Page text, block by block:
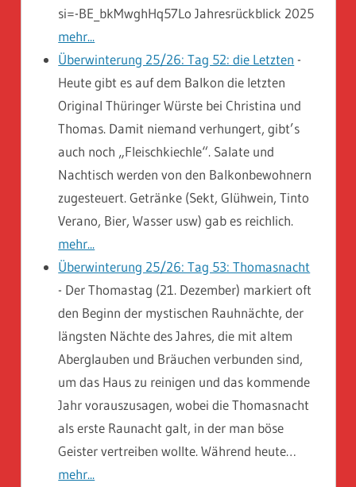
si=-BE_bkMwghHq57Lo Jahresrückblick 2025
mehr...
Überwinterung 25/26: Tag 52: die Letzten -
Heute gibt es auf dem Balkon die letzten
Original Thüringer Würste bei Christina und
Thomas. Damit niemand verhungert, gibt’s
auch noch „Fleischkiechle“. Salate und
Nachtisch werden von den Balkonbewohnern
zugesteuert. Getränke (Sekt, Glühwein, Tinto
Verano, Bier, Wasser usw) gab es reichlich.
mehr...
Überwinterung 25/26: Tag 53: Thomasnacht
- Der Thomastag (21. Dezember) markiert oft
den Beginn der mystischen Rauhnächte, der
längsten Nächte des Jahres, die mit altem
Aberglauben und Bräuchen verbunden sind,
um das Haus zu reinigen und das kommende
Jahr vorauszusagen, wobei die Thomasnacht
als erste Raunacht galt, in der man böse
Geister vertreiben wollte. Während heute…
mehr...